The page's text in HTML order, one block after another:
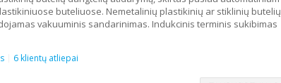
buteliuose. Nemetalinių plastikinių ar stiklinių butelių
vakuuminis sandarinimas. Indukcinis terminis sukibimas
6 klientų atliepai